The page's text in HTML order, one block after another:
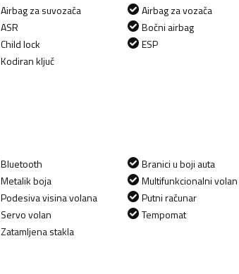
Airbag za suvozača
ASR
Child lock
Kodiran ključ
Airbag za vozača
Bočni airbag
ESP
Bluetooth
Metalik boja
Podesiva visina volana
Servo volan
Zatamljena stakla
Branici u boji auta
Multifunkcionalni volan
Putni računar
Tempomat